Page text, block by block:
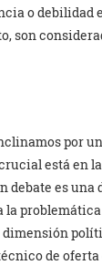
o debilidad
son
por
está en
debate es
la
dimensión
de